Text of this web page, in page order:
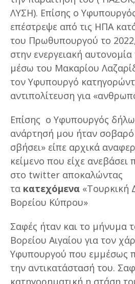
ΛΥΣΗ). Επίσης ο
επέστρεψε από τις ΗΠΑ
του Πρωθυπουργού το
στην ενεργειακή
μέσω του Μακαρίου
τον Υφυπουργό
αντιπολίτευση για
Επίσης ο Υφυπουργός
ανάρτησή μου ήταν
σβήσει» είπε αρχικά
κείμενο που είχε ανεβάσει
στο twitter αποκαλώντας
τα κατεχόμενα «Τουρκική
Βορείου Κύπρου»
Σαφές ήταν και το μήνυμα
Βορείου Αιγαίου για τον
Υφυπουργού που εμμέσως
την αντικατάστασή του.
κατηγορηματική η στάση